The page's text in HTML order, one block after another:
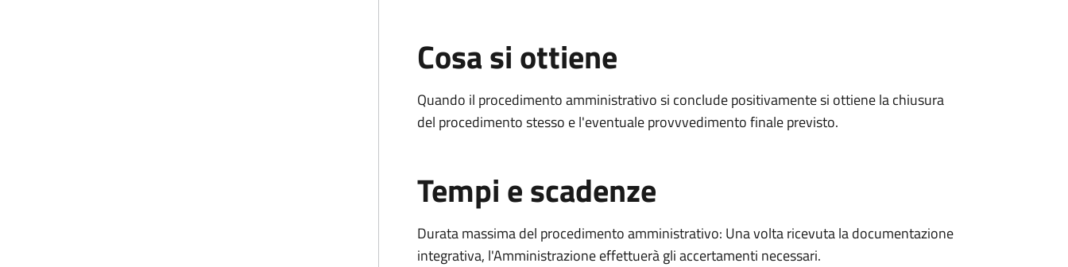
Cosa si ottiene
Quando il procedimento amministrativo si conclude positivamente si ottiene la chiusura
del procedimento stesso e l'eventuale provvvedimento finale previsto.
Tempi e scadenze
Durata massima del procedimento amministrativo: Una volta ricevuta la documentazione
integrativa, l'Amministrazione effettuerà gli accertamenti necessari.